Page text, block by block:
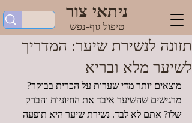
ניתאי צור
טיפול גוף-נפש
תזונה לנשירת שיער: המדריך
לשיער מלא ובריא
מוצאים יותר מדי שערות על הכרית בבוקר?
מרגישים שהשיער איבד את החיוניות והברק
שלו? אתם לא לבד. נשירת שיער היא תופעה